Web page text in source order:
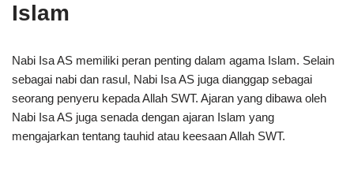
Islam
Nabi Isa AS memiliki peran penting dalam agama Islam. Selain
sebagai nabi dan rasul, Nabi Isa AS juga dianggap sebagai
seorang penyeru kepada Allah SWT. Ajaran yang dibawa oleh
Nabi Isa AS juga senada dengan ajaran Islam yang
mengajarkan tentang tauhid atau keesaan Allah SWT.